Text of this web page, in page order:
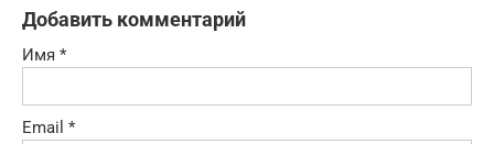
Добавить комментарий
Имя *
Email *